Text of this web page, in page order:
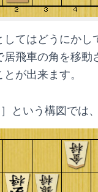
してはどうにか
飛車の角を移
が出来ます。
］という構図では